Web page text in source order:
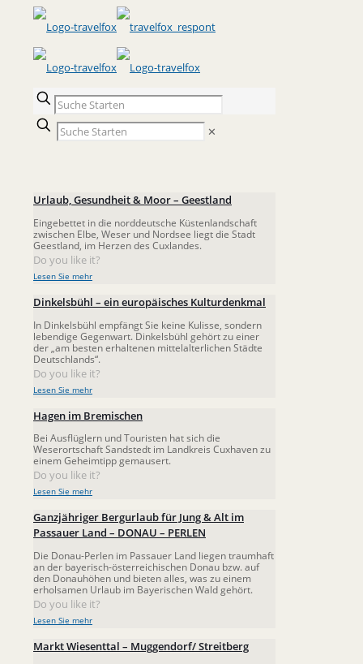
✕
Urlaub, Gesundheit & Moor – Geestland
Eingebettet in die norddeutsche Küstenlandschaft
zwischen Elbe, Weser und Nordsee liegt die Stadt
Geestland, im Herzen des Cuxlandes.
Do you like it?
Lesen Sie mehr
Dinkelsbühl – ein europäisches Kulturdenkmal
In Dinkelsbühl empfängt Sie keine Kulisse, sondern
lebendige Gegenwart. Dinkelsbühl gehört zu einer
der „am besten erhaltenen mittelalterlichen Städte
Deutschlands“.
Do you like it?
Lesen Sie mehr
Hagen im Bremischen
Bei Ausflüglern und Touristen hat sich die
Weserortschaft Sandstedt im Landkreis Cuxhaven zu
einem Geheimtipp gemausert.
Do you like it?
Lesen Sie mehr
Ganzjähriger Bergurlaub für Jung & Alt im
Passauer Land – DONAU – PERLEN
Die Donau-Perlen im Passauer Land liegen traumhaft
an der bayerisch-österreichischen Donau bzw. auf
den Donauhöhen und bieten alles, was zu einem
erholsamen Urlaub im Bayerischen Wald gehört.
Do you like it?
Lesen Sie mehr
Markt Wiesenttal – Muggendorf/ Streitberg